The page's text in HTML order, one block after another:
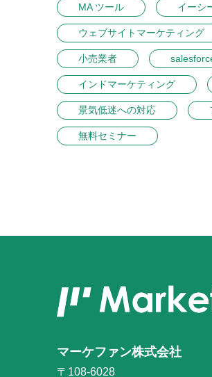
MA ツール イーシ
ウェブサイトマーケティング
小売業者
インドマーケティング
景気低迷への対応
無料セミナー
マーケファン株式会社
〒108-6028